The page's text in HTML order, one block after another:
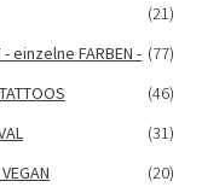
(21)
- einzelne FARBEN - (77)
(46)
(31)
(20)